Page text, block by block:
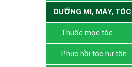
DƯỠNG MI, MÀY, TÓC
Thuốc mọc tóc
Phục hồi tóc hư tổn